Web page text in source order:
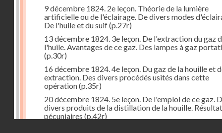
9 décembre 1824. 2e leçon. Théorie de la lumière
artificielle ou de l'éclairage. De divers modes
De l'huile et du suif(p.27r)
13 décembre 1824. 3e leçon. De l'extraction du gaz
l'huile. Avantages de ce gaz. Des lampes à gaz
(p.30r)
16 décembre 1824. 4e leçon. Du gaz de la houille et
extraction. Des divers procédés usités dans cette
opération(p.35r)
20 décembre 1824. 5e leçon. De l'emploi de ce gaz.
divers produits de la distillation de la houille.
pécuniaires (p.42r)